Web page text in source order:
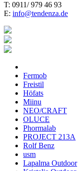
T: 0911/ 979 46 93
E: info@tendenza.de
Fermob
Freistil
Höfats
Miinu
NEO/CRAFT
OLUCE
Phormalab
PROJECT 213A
Rolf Benz
usm
Lapalma Outdoor